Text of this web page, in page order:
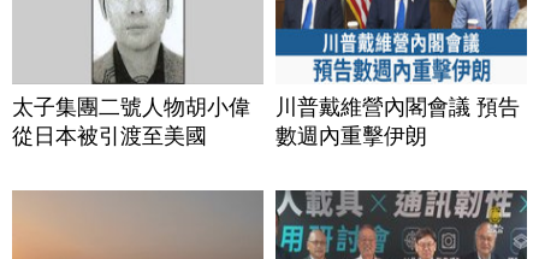
太子集團二號人物胡小偉
從日本被引渡至美國
川普戴維營內閣會議 預告
數週內重擊伊朗